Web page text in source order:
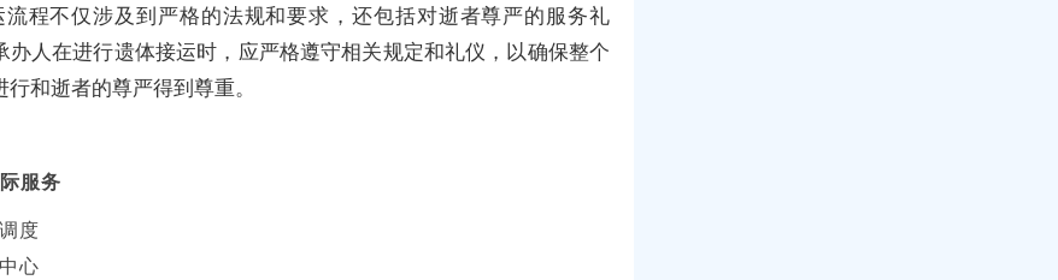
流程不仅涉及到严格的法规和要求，还包括对逝者尊严的服务礼
办人在进行遗体接运时，应严格遵守相关规定和礼仪，以确保整个
和逝者的尊严得到尊重。
服务
度
心